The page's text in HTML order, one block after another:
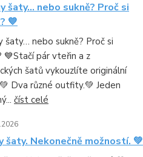
šaty… nebo sukně? Proč si
💙
šaty… nebo sukně? Proč si
💙Stačí pár vteřin a z
šatů vykouzlíte originální
Dva různé outfity.💚 Jeden
číst celé
šaty. Nekonečně možností. 💚